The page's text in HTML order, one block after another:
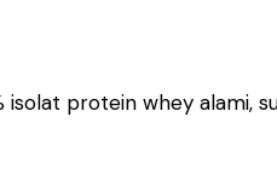
isolat protein whey